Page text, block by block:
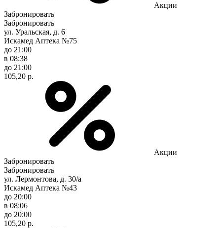
Акции
Забронировать
Забронировать
ул. Уральская, д. 6
Искамед Аптека №75
до 21:00
в 08:38
до 21:00
105,20 р.
Акции
Забронировать
Забронировать
ул. Лермонтова, д. 30/а
Искамед Аптека №43
до 20:00
в 08:06
до 20:00
105,20 р.